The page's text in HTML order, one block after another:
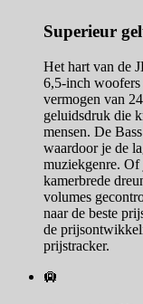
Superieur
Het hart van de
6,5-inch woofers
vermogen van
geluidsdruk die
mensen. De
waardoor je de
muziekgenre. Of
kamerbrede
volumes
naar de beste
de
prijstracker.
🛄